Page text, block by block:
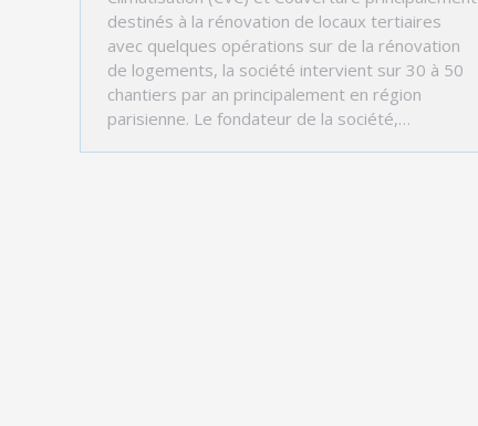
destinés à la rénovation de locaux tertiaires
avec quelques opérations sur de la rénovation
de logements, la société intervient sur 30 à 50
chantiers par an principalement en région
parisienne. Le fondateur de la société,…